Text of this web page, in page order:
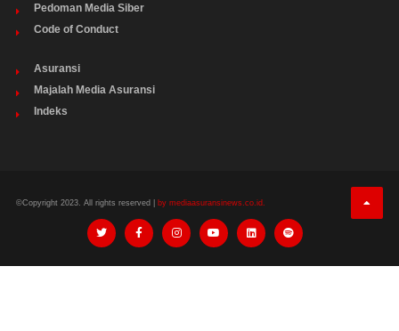
Pedoman Media Siber
Code of Conduct
Asuransi
Majalah Media Asuransi
Indeks
©Copyright 2023. All rights reserved | by mediaasuransinews.co.id.